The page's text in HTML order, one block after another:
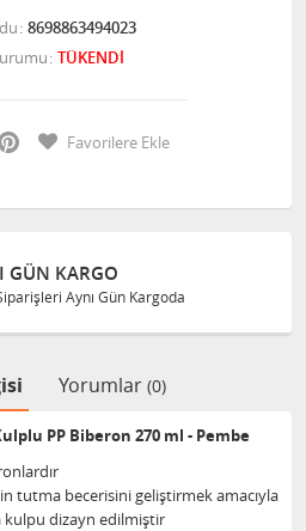
8698863494023
TÜKENDİ
PinterestFavorilere Ekle
GÜN KARGO
Aynı Gün Kargoda
Yorumlar (0)
PP Biberon 270 ml - Pembe
tutma becerisini geliştirmek amacıyla
kulpu dizayn edilmiştir